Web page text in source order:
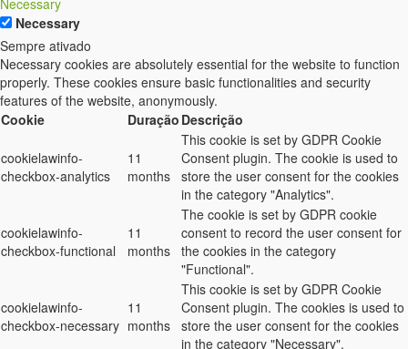
Necessary
Sempre ativado
Necessary cookies are absolutely essential for the website to function
properly. These cookies ensure basic functionalities and security
features of the website, anonymously.
Cookie
Duração Descrição
cookielawinfo-
checkbox-analytics
11
months
This cookie is set by GDPR Cookie
Consent plugin. The cookie is used to
store the user consent for the cookies
in the category "Analytics".
cookielawinfo-
checkbox-functional
11
months
The cookie is set by GDPR cookie
consent to record the user consent for
the cookies in the category
"Functional".
cookielawinfo-
checkbox-necessary
11
months
This cookie is set by GDPR Cookie
Consent plugin. The cookies is used to
store the user consent for the cookies
in the category "Necessary".